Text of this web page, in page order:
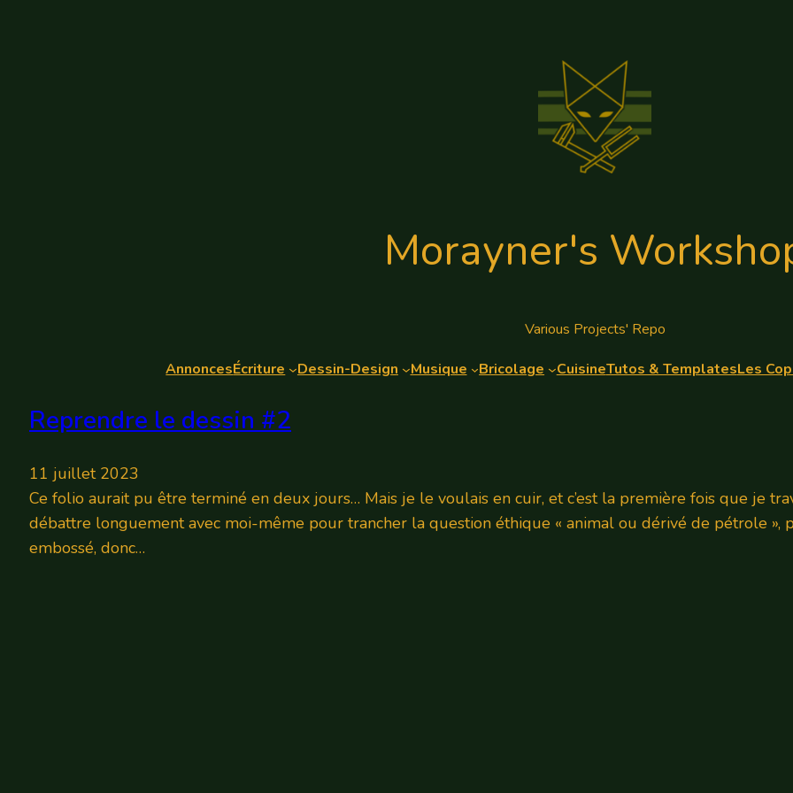
Morayner's
Various Projects' Repo
AnnoncesÉcriture Dessin-Design Musique Bricolage CuisineTutos & TemplatesLes
Reprendre le dessin #2
11 juillet 2023
Ce folio aurait pu être terminé en deux jours… Mais je le voulais en cuir, et c’est la première fois que je
débattre longuement avec moi-même pour trancher la question éthique « animal ou dérivé de pétrole »,
embossé, donc…